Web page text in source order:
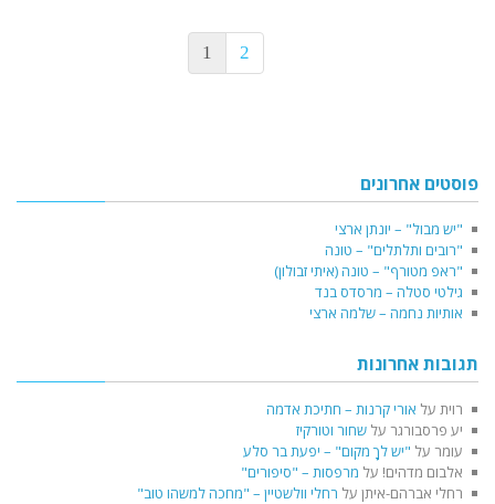
1 2
פוסטים אחרונים
"יש מבול" – יונתן ארצי
"רובים ותלתלים" – טונה
"ראפ מטורף" – טונה (איתי זבולון)
גילטי סטלה – מרסדס בנד
אותיות נחמה – שלמה ארצי
תגובות אחרונות
רוית על אורי קרנות – חתיכת אדמה
יע פרסבורגר על שחור וטורקיז
עומר על "יש לךָ מקום" – יפעת בר סלע
אלבום מדהים! על מרפסות – "סיפורים"
רחלי אברהם-איתן על רחלי וולשטיין – "מחכה למשהו טוב"